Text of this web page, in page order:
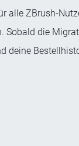
alle ZBrush-
Sobald die
deine